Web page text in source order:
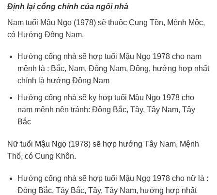
Định lại cổng chính của ngôi nhà
Nam tuổi Mậu Ngọ (1978) sẽ thuộc Cung Tồn, Mệnh Mộc,
có Hướng Đông Nam.
Hướng cổng nhà sẽ hợp tuổi Mậu Ngọ 1978 cho nam
mệnh là : Bắc, Nam, Đông Nam, Đông, hướng hợp nhất
chính là hướng Đông Nam
Hướng cổng nhà sẽ kỵ hợp tuổi Mậu Ngọ 1978 cho
nam mệnh nên tránh: Đông Bắc, Tây, Tây Nam, Tây
Bắc
Nữ tuổi Mậu Ngọ (1978) sẽ hợp hướng Tây Nam, Mệnh
Thổ, có Cung Khôn.
Hướng cổng nhà sẽ hợp tuổi Mậu Ngọ 1978 cho nữ là :
Đông Bắc, Tây Bắc, Tây, Tây Nam, hướng hợp nhất